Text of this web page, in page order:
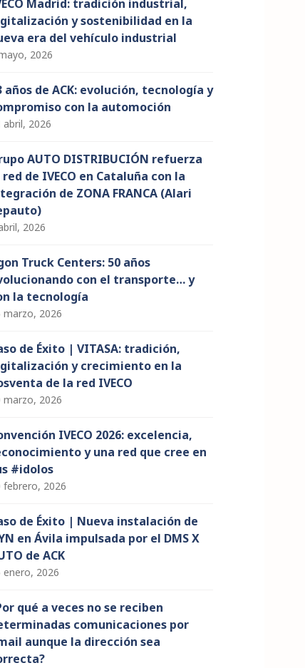
Madrid: tradición industrial,
y sostenibilidad en la
era del vehículo industrial
2026
años de ACK: evolución, tecnología y
con la automoción
abril, 2026
AUTO DISTRIBUCIÓN refuerza
red de IVECO en Cataluña con la
de ZONA FRANCA (Alari
2026
Truck Centers: 50 años
con el transporte… y
la tecnología
marzo, 2026
de Éxito | VITASA: tradición,
y crecimiento en la
de la red IVECO
marzo, 2026
IVECO 2026: excelencia,
y una red que cree en
#idolos
febrero, 2026
de Éxito | Nueva instalación de
en Ávila impulsada por el DMS X
de ACK
enero, 2026
qué a veces no se reciben
comunicaciones por
aunque la dirección sea